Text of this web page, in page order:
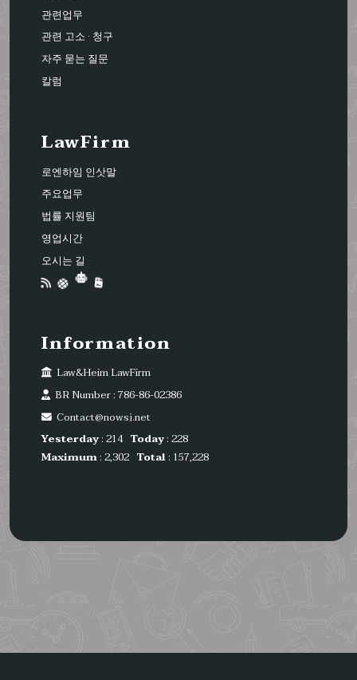
관련업무
관련 고소 · 청구
자주 묻는 질문
칼럼
LawFirm
로엔하임 인삿말
주요업무
법률 지원팀
영업시간
오시는 길
Information
Law&Heim LawFirm
BR Number : 786-86-02386
Contact@nowsj.net
Yesterday: 214 Today: 228
Maximum: 2,302 Total: 157,228